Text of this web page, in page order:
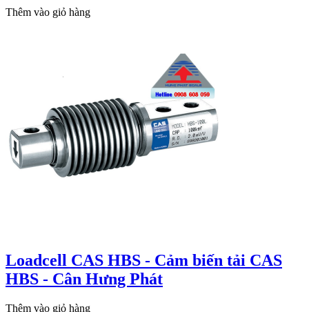
Thêm vào giỏ hàng
Loadcell CAS HBS - Cảm biến tải CAS
HBS - Cân Hưng Phát
Thêm vào giỏ hàng